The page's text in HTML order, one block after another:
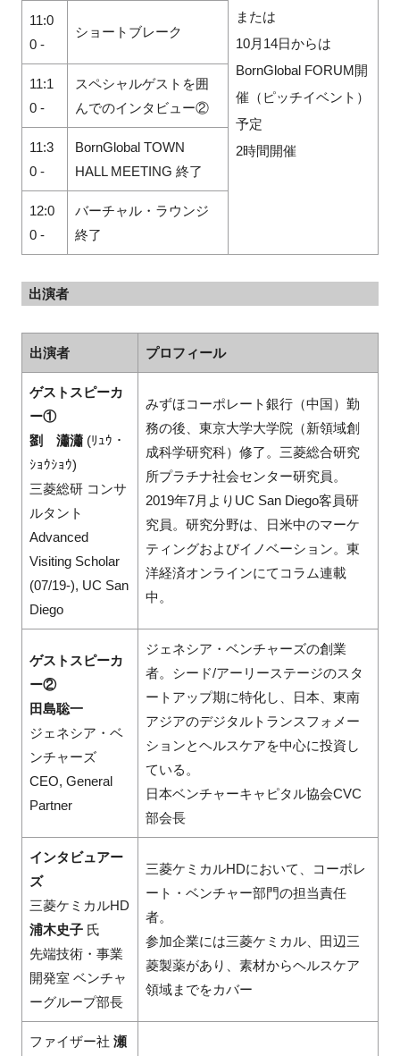
または
10月14日からは
BornGlobal FORUM開
催（ピッチイベント）
予定
2時間開催
11:0
0 -
ショートブレーク
11:1
0 -
スペシャルゲストを囲
んでのインタビュー②
11:3
0 -
BornGlobal TOWN
HALL MEETING 終了
12:0
0 -
バーチャル・ラウンジ
終了
出演者
出演者 プロフィール
ゲストスピーカ
ー①
劉 瀟瀟(ﾘｭｳ・
ｼｮｳｼｮｳ)
三菱総研 コンサ
ルタント
Advanced
Visiting Scholar
(07/19-), UC San
Diego
みずほコーポレート銀行（中国）勤
務の後、東京大学大学院（新領域創
成科学研究科）修了。三菱総合研究
所プラチナ社会センター研究員。
2019年7月よりUC San Diego客員研
究員。研究分野は、日米中のマーケ
ティングおよびイノベーション。東
洋経済オンラインにてコラム連載
中。
ゲストスピーカ
ー②
田島聡一
ジェネシア・ベ
ンチャーズ
CEO, General
Partner
ジェネシア・ベンチャーズの創業
者。シード/アーリーステージのスタ
ートアップ期に特化し、日本、東南
アジアのデジタルトランスフォメー
ションとヘルスケアを中心に投資し
ている。
日本ベンチャーキャピタル協会CVC
部会長
インタビュアー
ズ
三菱ケミカルHD
浦木史子氏
先端技術・事業
開発室 ベンチャ
ーグループ部長
三菱ケミカルHDにおいて、コーポレ
ート・ベンチャー部門の担当責任
者。
参加企業には三菱ケミカル、田辺三
菱製薬があり、素材からヘルスケア
領域までをカバー
ファイザー社 瀬